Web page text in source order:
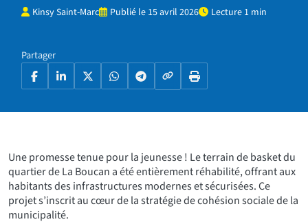
Kinsy Saint-Marc Publié le 15 avril 2026 Lecture 1 min
Partager
FacebookLinkedIn
X WhatsAppTelegramCopier le lien
Imprimer la page
Une promesse tenue pour la jeunesse ! Le terrain de basket du
quartier de La Boucan a été entièrement réhabilité, offrant aux
habitants des infrastructures modernes et sécurisées. Ce
projet s’inscrit au cœur de la stratégie de cohésion sociale de la
municipalité.